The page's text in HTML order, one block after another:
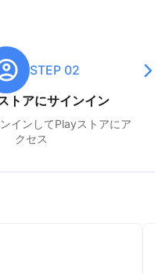
STEP 02
トアにサインイン
インしてPlayストアにア
クセス